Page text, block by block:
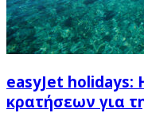
easyJet holidays:
κρατήσεων για